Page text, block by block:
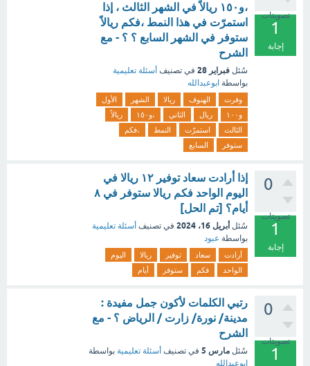
تصويتات
1
إجابة
،و١٥٠ ريالاً في الشهر الثالث ، إذا
استمرّت في هذا النمط ،فكم ريالاً
ستوفر في الشهر السابع ؟ ؟ - مع
الشرح
سُئل فبراير 28 في تصنيف أسئلة تعليمية
بواسطة ابوعبدالله
وفرت الهنوف ريالا الشهر
الأول
و١٠٠
ريال الثاني ،و١٥٠
ريالاً
الثالث
استمرّت النمط
،فكم
ستوفر
السابع
0
تصويتات
1
إجابة
إذا أرادت سعاد توفير ١٢ ريالا في
اليوم الواحد فكم ريالا ستوفر في ٨
أيام؟ [تم الحل]
سُئل أبريل 16، 2024 في تصنيف أسئلة تعليمية
بواسطة عبود
أرادت سعاد توفير ريالا
اليوم
الواحد
فكم ستوفر أيام
0
تصويتات
1
رتبي الكلمات لأكون جمل مفيدة :
مدينة/ نورة/ زارت / الرياض ؟ - مع
الشرح
سُئل مارس 5 في تصنيف أسئلة تعليمية بواسطة
ابوعبدالله